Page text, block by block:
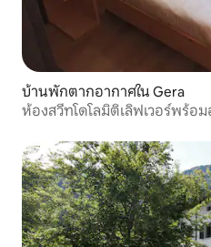
บ้านพักตากอากาศใน Gera
ห้องสวีทโดโลมิติเลิฟเวอร์พร้อ